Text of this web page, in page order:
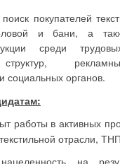
поиск покупателей
и бани, а
среди
социальных органов.
работы в активных
отрасли,
на